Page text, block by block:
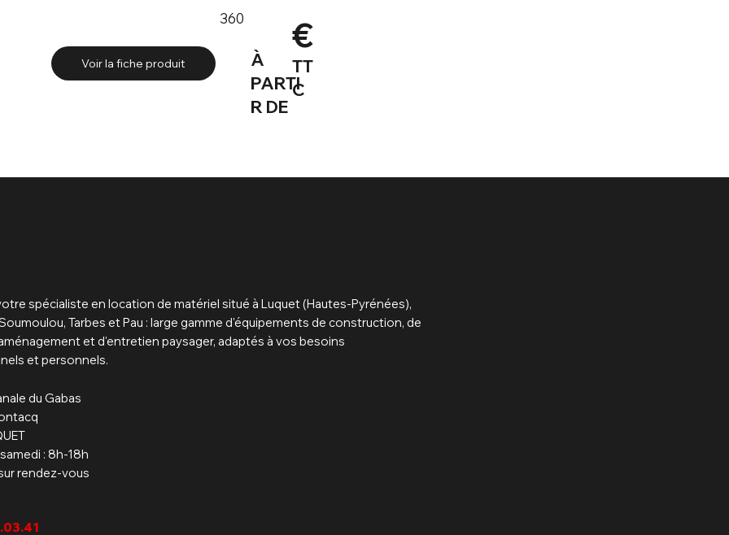
Voir la fiche produit
360 €
TT
C
À
PARTI
R DE
spécialiste en location de matériel situé à Luquet (Hautes-Pyrénées),
Tarbes et Pau : large gamme d'équipements de construction, de
et d'entretien paysager, adaptés à vos besoins
et personnels.
du Gabas
: 8h-18h
rendez-vous